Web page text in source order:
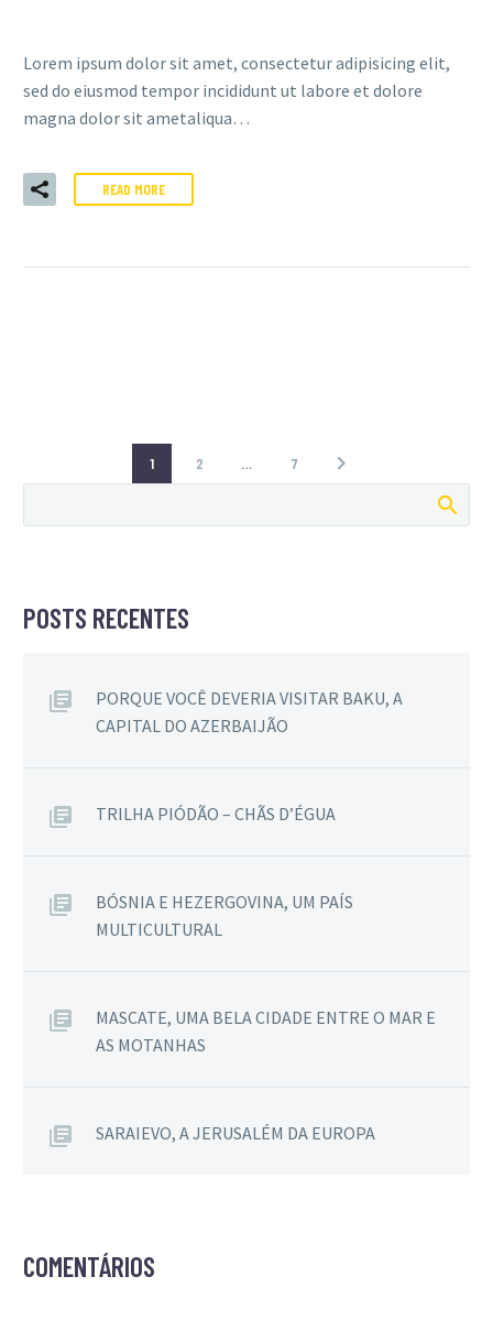
Lorem ipsum dolor sit amet, consectetur adipisicing elit,
sed do eiusmod tempor incididunt ut labore et dolore
magna dolor sit ametaliqua…
READ MORE
1 2 … 7
POSTS RECENTES
PORQUE VOCÊ DEVERIA VISITAR BAKU, A
CAPITAL DO AZERBAIJÃO
TRILHA PIÓDÃO – CHÃS D’ÉGUA
BÓSNIA E HEZERGOVINA, UM PAÍS
MULTICULTURAL
MASCATE, UMA BELA CIDADE ENTRE O MAR E
AS MOTANHAS
SARAIEVO, A JERUSALÉM DA EUROPA
COMENTÁRIOS